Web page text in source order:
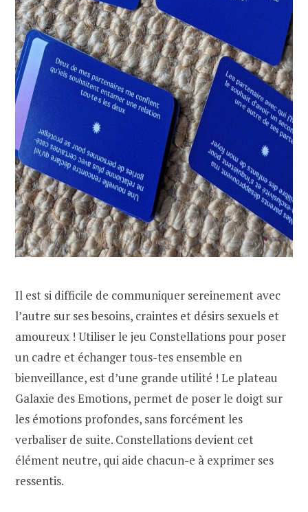
Il est si difficile de communiquer sereinement avec
l’autre sur ses besoins, craintes et désirs sexuels et
amoureux ! Utiliser le jeu Constellations pour poser
un cadre et échanger tous-tes ensemble en
bienveillance, est d’une grande utilité ! Le plateau
Galaxie des Emotions, permet de poser le doigt sur
les émotions profondes, sans forcément les
verbaliser de suite. Constellations devient cet
élément neutre, qui aide chacun-e à exprimer ses
ressentis.